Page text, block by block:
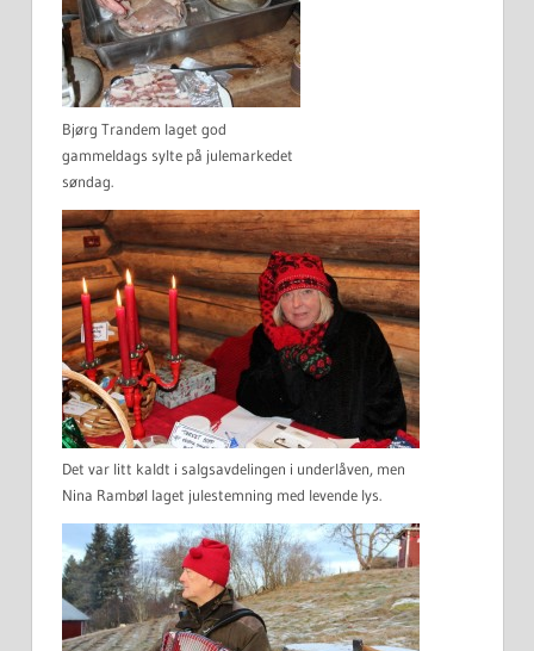
Bjørg Trandem laget god
gammeldags sylte på julemarkedet
søndag.
Det var litt kaldt i salgsavdelingen i underlåven, men
Nina Rambøl laget julestemning med levende lys.